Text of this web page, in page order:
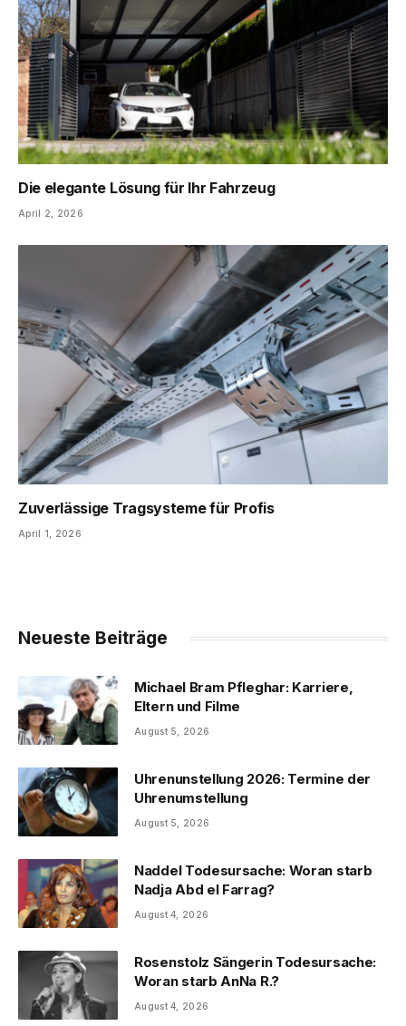
Die elegante Lösung für Ihr Fahrzeug
April 2, 2026
Zuverlässige Tragsysteme für Profis
April 1, 2026
Neueste Beiträge
Michael Bram Pfleghar: Karriere,
Eltern und Filme
August 5, 2026
Uhrenunstellung 2026: Termine der
Uhrenumstellung
August 5, 2026
Naddel Todesursache: Woran starb
Nadja Abd el Farrag?
August 4, 2026
Rosenstolz Sängerin Todesursache:
Woran starb AnNa R.?
August 4, 2026